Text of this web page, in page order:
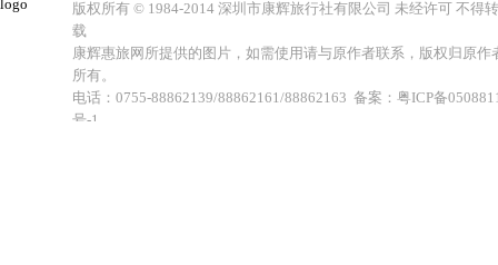
版权所有 © 1984-2014 深圳市康辉旅行社有限公司 未经许可 不得转
载
康辉惠旅网所提供的图片，如需使用请与原作者联系，版权归原作
所有。
电话：0755-88862139/88862161/88862163 备案：粤ICP备
号-1